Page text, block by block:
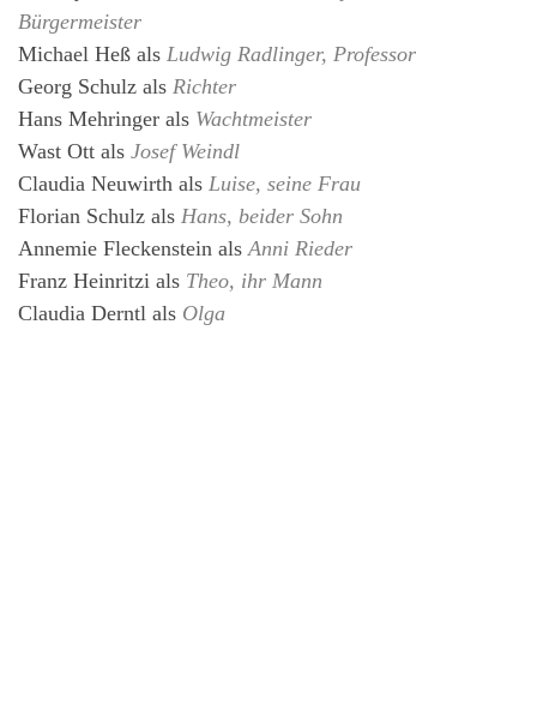
Bürgermeister
Michael Heß als Ludwig Radlinger, Professor
Georg Schulz als Richter
Hans Mehringer als Wachtmeister
Wast Ott als Josef Weindl
Claudia Neuwirth als Luise, seine Frau
Florian Schulz als Hans, beider Sohn
Annemie Fleckenstein alsAnni Rieder
Franz Heinritzi als Theo, ihr Mann
Claudia Derntl als Olga